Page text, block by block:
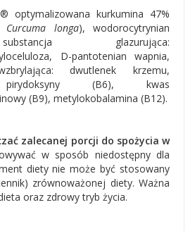
optymalizowana kurkumina 47%
Curcuma longa), wodorocytrynian
glazurująca:
D-pantotenian wapnia,
dwutlenek krzemu,
pirydoksyny (B6), kwas
(B9), metylokobalamina (B12).
zalecanej porcji do spożycia w
w sposób niedostępny dla
diety nie może być stosowany
zrównoważonej diety. Ważna
oraz zdrowy tryb życia.